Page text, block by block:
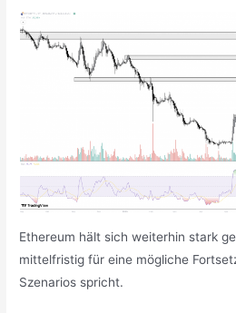
Ethereum hält sich weiterhin stark
mittelfristig für eine mögliche
Szenarios spricht.